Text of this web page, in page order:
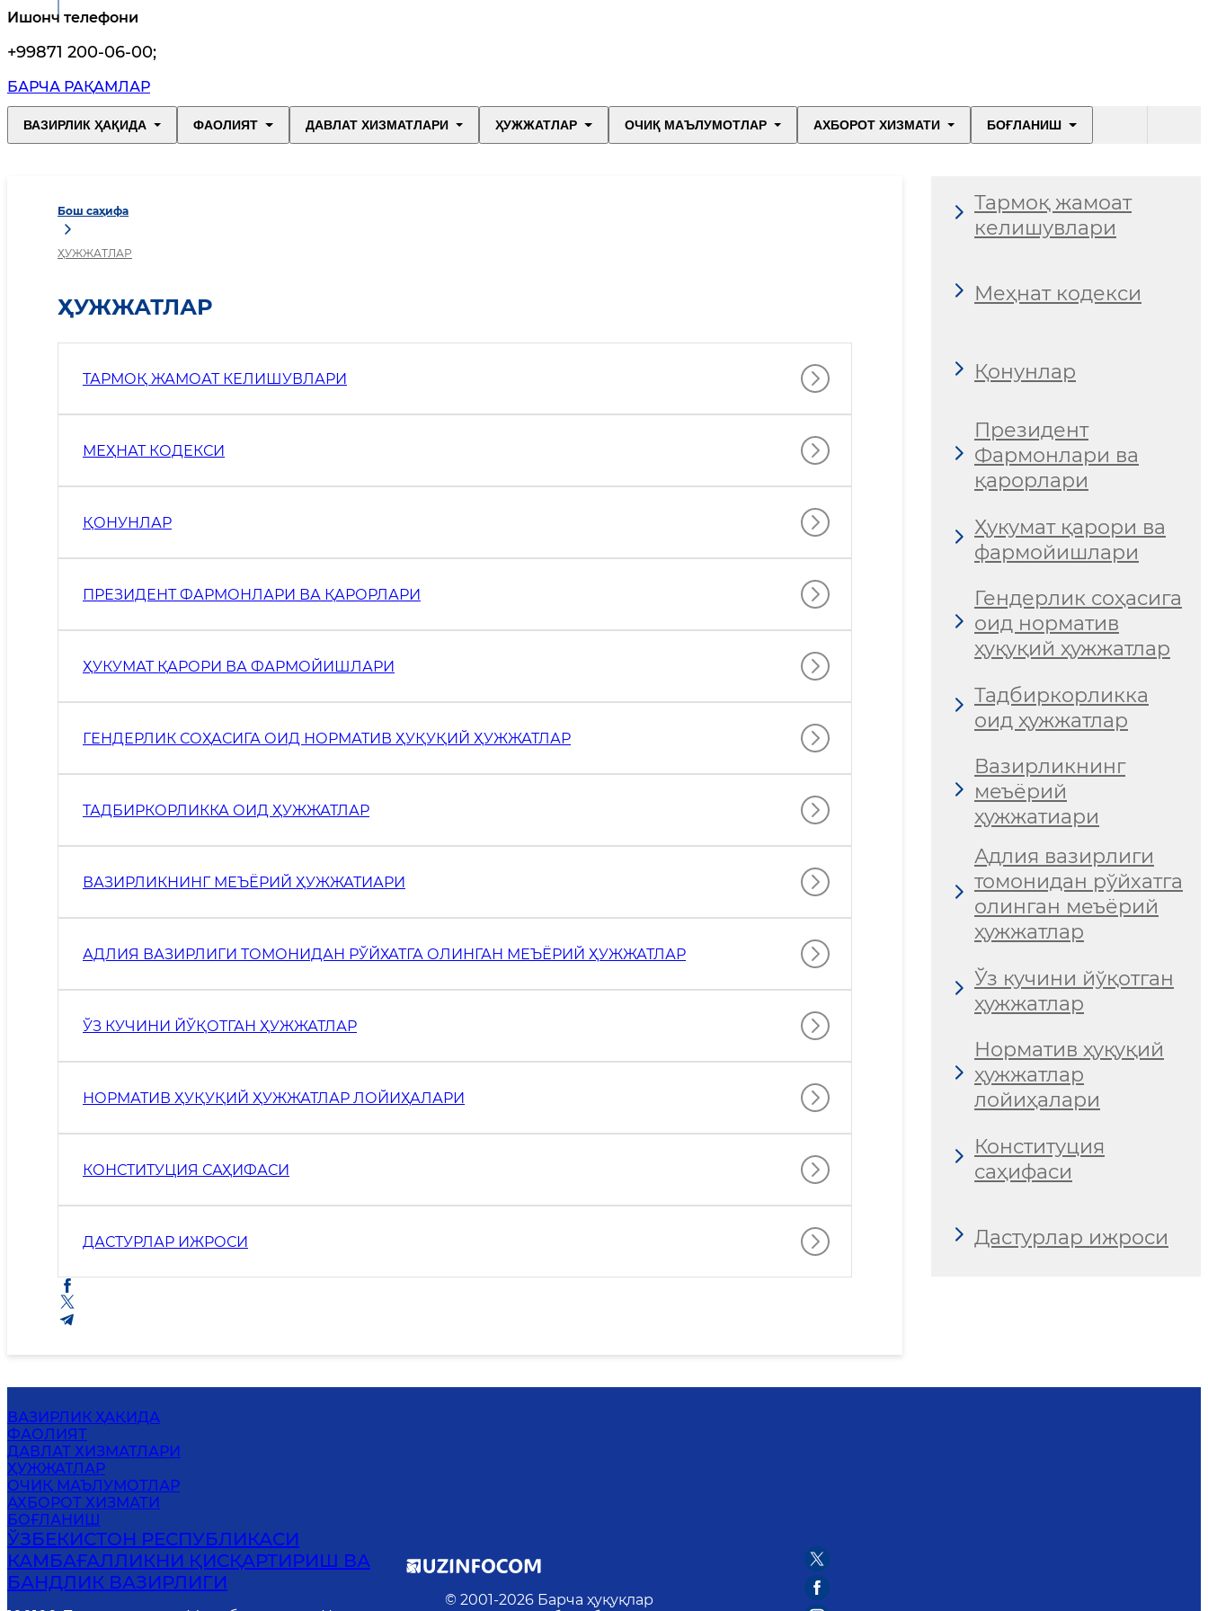
Ишонч телефони
+99871 200-06-00;
БАРЧА РАҚАМЛАР
ВАЗИРЛИК ҲАҚИДА ФАОЛИЯТ ДАВЛАТ ХИЗМАТЛАРИ ҲУЖЖАТЛАР ОЧИҚ МАЪЛУМОТЛАР АХБОРОТ ХИЗМАТИ БОҒЛАНИШ
Бош саҳифа
ҲУЖЖАТЛАР
ҲУЖЖАТЛАР
ТАРМОҚ ЖАМОАТ КЕЛИШУВЛАРИ
МЕҲНАТ КОДЕКСИ
ҚОНУНЛАР
ПРЕЗИДЕНТ ФАРМОНЛАРИ ВА ҚАРОРЛАРИ
ҲУКУМАТ ҚАРОРИ ВА ФАРМОЙИШЛАРИ
ГЕНДЕРЛИК СОҲАСИГА ОИД НОРМАТИВ ҲУҚУҚИЙ ҲУЖЖАТЛАР
ТАДБИРКОРЛИККА ОИД ҲУЖЖАТЛАР
ВАЗИРЛИКНИНГ МЕЪЁРИЙ ҲУЖЖАТИАРИ
АДЛИЯ ВАЗИРЛИГИ ТОМОНИДАН РЎЙХАТГА ОЛИНГАН МЕЪЁРИЙ ҲУЖЖАТЛАР
ЎЗ КУЧИНИ ЙЎҚОТГАН ҲУЖЖАТЛАР
НОРМАТИВ ҲУҚУҚИЙ ҲУЖЖАТЛАР ЛОЙИҲАЛАРИ
КОНСТИТУЦИЯ САҲИФАСИ
ДАСТУРЛАР ИЖРОСИ
Тармоқ жамоат
келишувлари
Меҳнат кодекси
Қонунлар
Президент
Фармонлари ва
қарорлари
Ҳукумат қарори ва
фармойишлари
Гендерлик соҳасига
оид норматив
ҳуқуқий ҳужжатлар
Тадбиркорликка
оид ҳужжатлар
Вазирликнинг
меъёрий
ҳужжатиари
Адлия вазирлиги
томонидан рўйхатга
олинган меъёрий
ҳужжатлар
Ўз кучини йўқотган
ҳужжатлар
Норматив ҳуқуқий
ҳужжатлар
лойиҳалари
Конституция
саҳифаси
Дастурлар ижроси
ВАЗИРЛИК ҲАҚИДА
ФАОЛИЯТ
ДАВЛАТ ХИЗМАТЛАРИ
ҲУЖЖАТЛАР
ОЧИҚ МАЪЛУМОТЛАР
АХБОРОТ ХИЗМАТИ
БОҒЛАНИШ
ЎЗБЕКИСТОН РЕСПУБЛИКАСИ
КАМБАҒАЛЛИКНИ ҚИСҚАРТИРИШ ВА
БАНДЛИК ВАЗИРЛИГИ
© 2001-2026 Барча ҳуқуқлар